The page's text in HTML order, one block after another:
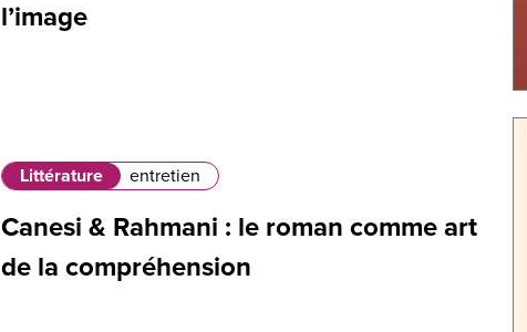
l’image
Littérature entretien
Canesi & Rahmani : le roman comme art
de la compréhension